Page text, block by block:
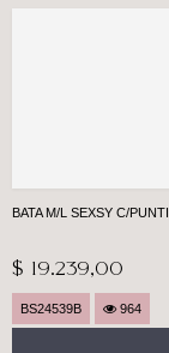
BATA M/L SEXSY C/
$ 19.239,00
BS24539B 964